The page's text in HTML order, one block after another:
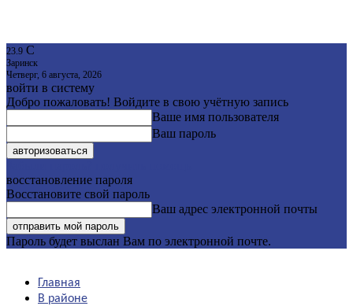
23.9 C
Заринск
Четверг, 6 августа, 2026
войти в систему
Добро пожаловать! Войдите в свою учётную запись
Ваше имя пользователя
Ваш пароль
восстановление пароля
Восстановите свой пароль
Ваш адрес электронной почты
Пароль будет выслан Вам по электронной почте.
Главная
В районе